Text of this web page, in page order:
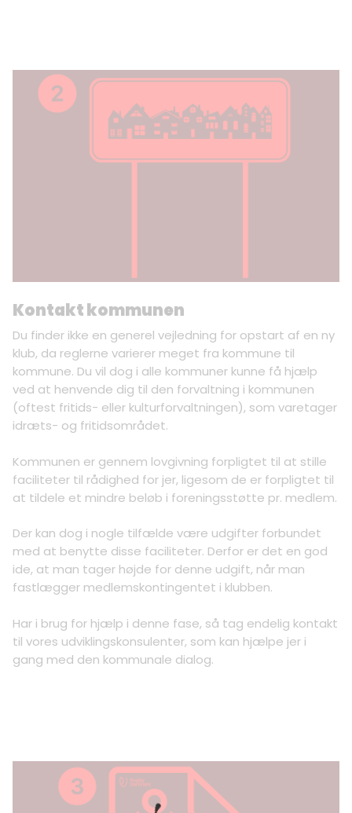
Kontakt kommunen
Du finder ikke en generel vejledning for opstart af en ny
klub, da reglerne varierer meget fra kommune til
kommune. Du vil dog i alle kommuner kunne få hjælp
ved at henvende dig til den forvaltning i kommunen
(oftest fritids- eller kulturforvaltningen), som varetager
idræts- og fritidsområdet.
Kommunen er gennem lovgivning forpligtet til at stille
faciliteter til rådighed for jer, ligesom de er forpligtet til
at tildele et mindre beløb i foreningsstøtte pr. medlem.
Der kan dog i nogle tilfælde være udgifter forbundet
med at benytte disse faciliteter. Derfor er det en god
ide, at man tager højde for denne udgift, når man
fastlægger medlemskontingentet i klubben.
Har i brug for hjælp i denne fase, så tag endelig kontakt
til vores udviklingskonsulenter, som kan hjælpe jer i
gang med den kommunale dialog.